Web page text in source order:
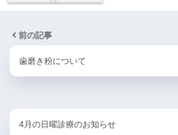
前の記事
歯磨き粉について
4月の日曜診療のお知らせ